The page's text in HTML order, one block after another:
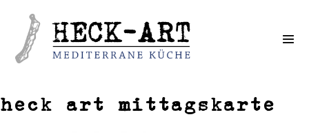
Weiter
Inhalt
heck art mittagskarte